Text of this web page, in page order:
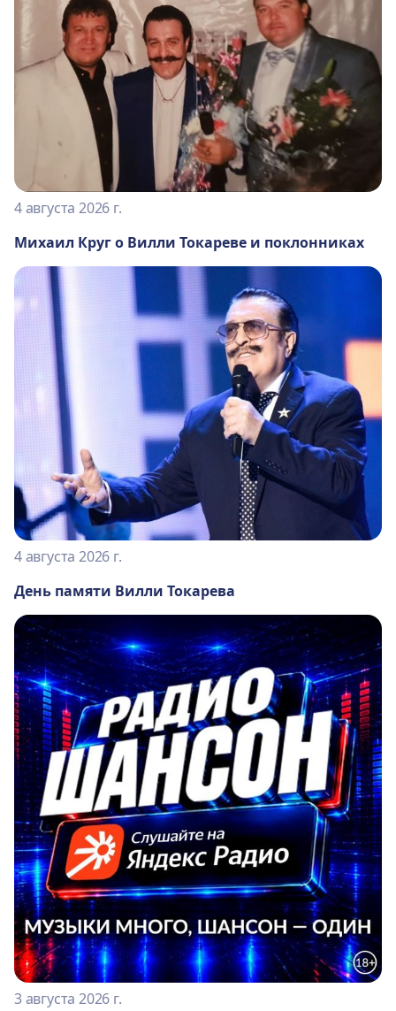
4 августа 2026 г.
Михаил Круг о Вилли Токареве и поклонниках
4 августа 2026 г.
День памяти Вилли Токарева
3 августа 2026 г.